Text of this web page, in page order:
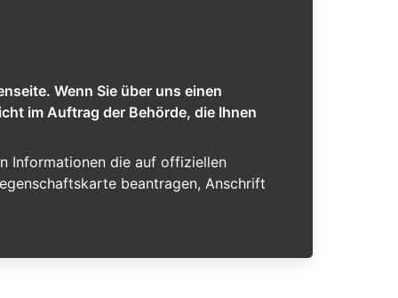
Wenn Sie über uns einen
im Auftrag der Behörde, die Ihnen
Informationen die auf offiziellen
beantragen, Anschrift